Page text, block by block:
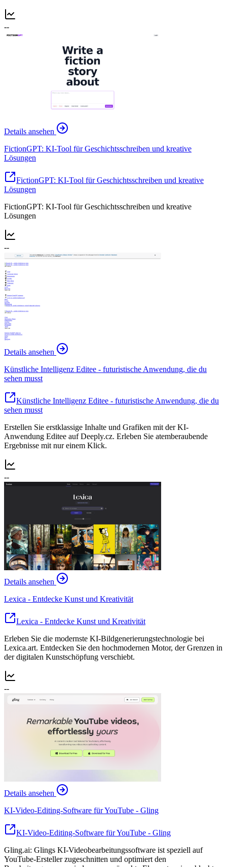
--
Details ansehen
FictionGPT: KI-Tool für Geschichtsschreiben und kreative
Lösungen
FictionGPT: KI-Tool für Geschichtsschreiben und kreative
Lösungen
FictionGPT: KI-Tool für Geschichtsschreiben und kreative
Lösungen
--
Details ansehen
Künstliche Intelligenz Editee - futuristische Anwendung, die du
sehen musst
Künstliche Intelligenz Editee - futuristische Anwendung, die du
sehen musst
Erstellen Sie erstklassige Inhalte und Grafiken mit der KI-
Anwendung Editee auf Deeply.cz. Erleben Sie atemberaubende
Ergebnisse mit nur einem Klick.
--
Details ansehen
Lexica - Entdecke Kunst und Kreativität
Lexica - Entdecke Kunst und Kreativität
Erleben Sie die modernste KI-Bildgenerierungstechnologie bei
Lexica.art. Entdecken Sie den hochmodernen Motor, der Grenzen in
der digitalen Kunstschöpfung verschiebt.
--
Details ansehen
KI-Video-Editing-Software für YouTube - Gling
KI-Video-Editing-Software für YouTube - Gling
Gling.ai: Glings KI-Videobearbeitungssoftware ist speziell auf
YouTube-Ersteller zugeschnitten und optimiert den